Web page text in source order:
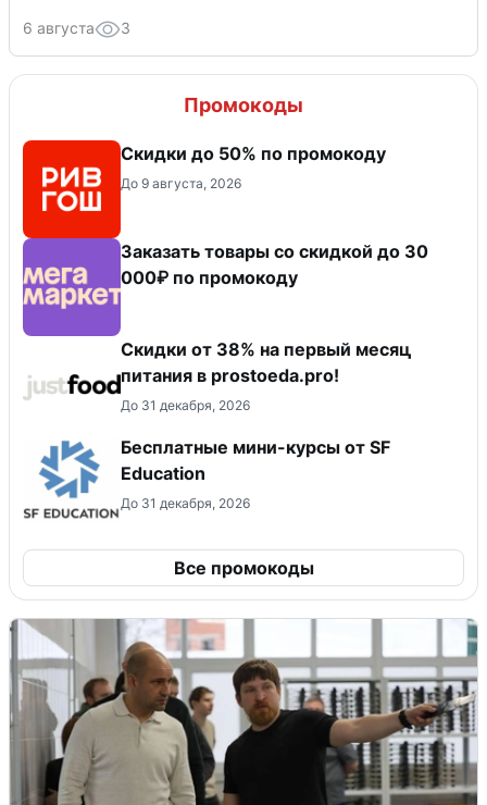
6 августа 3
Промокоды
Скидки до 50% по промокоду
До 9 августа, 2026
Заказать товары со скидкой до 30
000₽ по промокоду
​Скидки от 38% на первый месяц
питания в prostoeda.pro!
До 31 декабря, 2026
Бесплатные мини-курсы от SF
Education
До 31 декабря, 2026
Все промокоды